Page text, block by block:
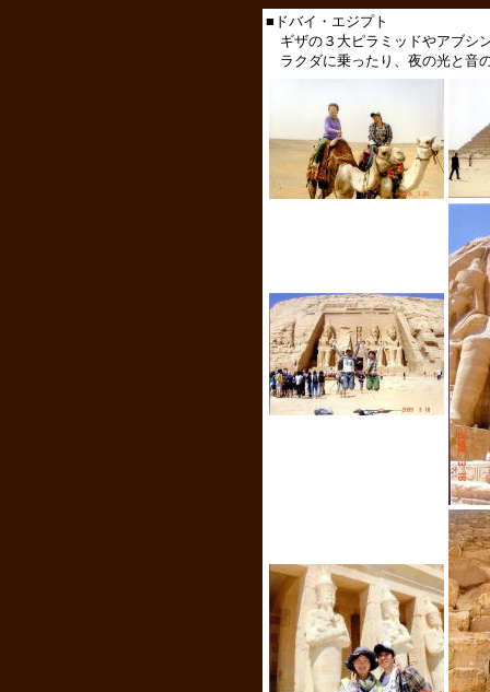
■ドバイ・エジプト
ギザの３大ピラミッドやアブシ
ラクダに乗ったり、夜の光と音